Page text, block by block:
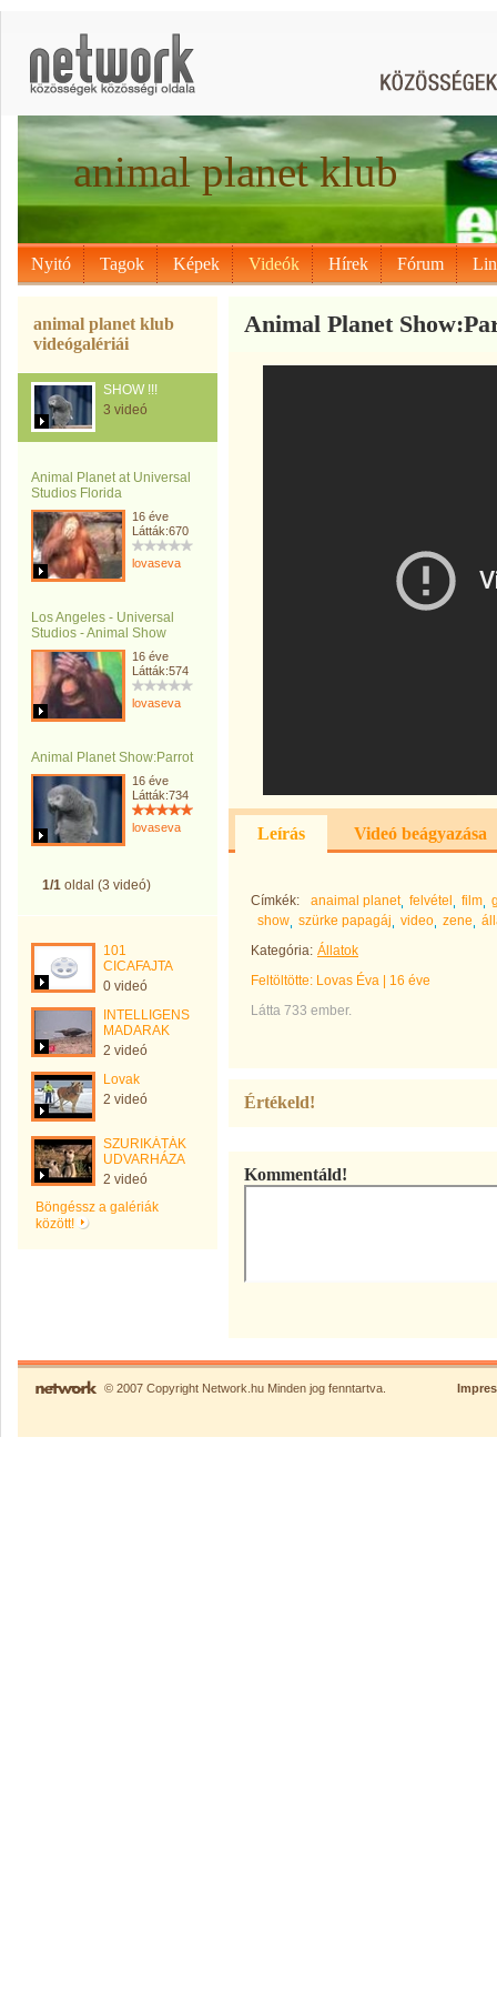
animal planet klub
Nyitó Tagok Képek Videók Hírek Fórum
animal planet klub
videógalériái
SHOW !!!
3 videó
Animal Planet at Universal
Studios Florida
16 éve
Látták:670
lovaseva
Los Angeles - Universal
Studios - Animal Show
16 éve
Látták:574
lovaseva
Animal Planet Show:Parrot
16 éve
Látták:734
lovaseva
1/1 oldal (3 videó)
101
CICAFAJTA
0 videó
INTELLIGENS
MADARAK
2 videó
Lovak
2 videó
SZURIKÁTÁK
UDVARHÁZA
2 videó
Böngéssz a galériák
között!
Animal Planet
Leírás Videó beágyazása
Címkék: anaimal planet felvétel film
show szürke papagáj video zene
Kategória: Állatok
Feltöltötte: Lovas Éva
16 éve
Látta 733 ember.
Értékeld!
Kommentáld!
© 2007 Copyright Network.hu Minden jog fenntartva.